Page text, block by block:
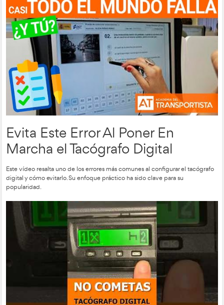
Etiquetas de Mercancías
Peligrosas ADR
Transportar mercancías peligrosas requiere conocimiento
este vídeo explica de manera sencilla las etiquetas ADR. Es
esencial para conductores que buscan cumplir con las
forma segura.